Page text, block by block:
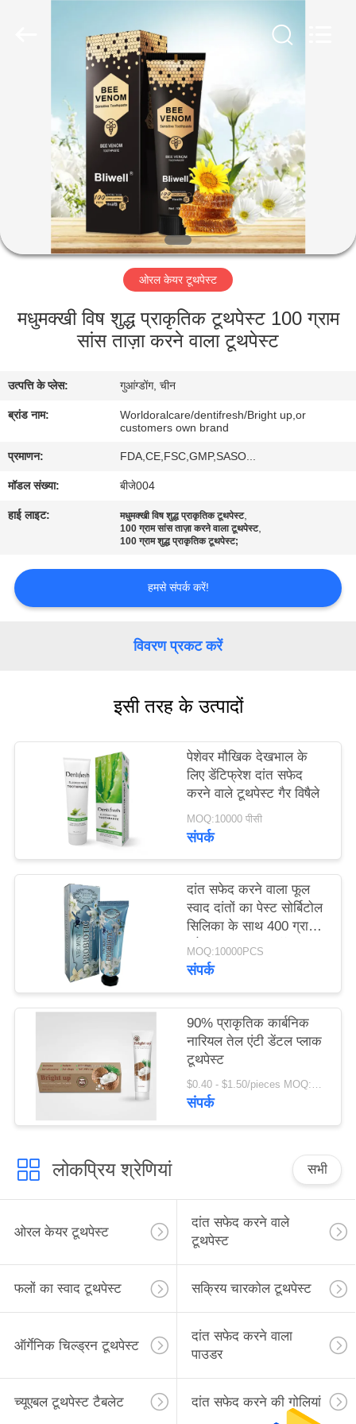
उत्पादों
वीडियो
हमारे
बारे
गुणवत्ता
नियंत्रण
संपर्क
करें
एक
उद्धरण
गोपनीयता
ओरल केयर टूथपेस्ट
मधुमक्खी विष शुद्ध प्राकृतिक टूथपेस्ट 100 ग्राम
सांस ताज़ा करने वाला टूथपेस्ट
उत्पत्ति के प्लेस: गुआंग्डोंग, चीन
ब्रांड नाम:
Worldoralcare/dentifresh/Bright up,or
customers own brand
प्रमाणन: FDA,CE,FSC,GMP,SASO...
मॉडल संख्या: बीजे004
हाई लाइट: मधुमक्खी विष शुद्ध प्राकृतिक टूथपेस्ट,
100 ग्राम सांस ताज़ा करने वाला टूथपेस्ट,
100 ग्राम शुद्ध प्राकृतिक टूथपेस्ट;
हमसे संपर्क करें!
विवरण प्रकट करें
इसी तरह के उत्पादों
पेशेवर मौखिक देखभाल के
लिए डेंटिफ्रेश दांत सफेद
करने वाले टूथपेस्ट गैर विषैले
MOQ:10000 पीसी
संपर्क
दांत सफेद करने वाला फूल
स्वाद दांतों का पेस्ट सोर्बिटोल
सिलिका के साथ 400 ग्राम
सफेद कागज ट्यूब बॉक्स
बॉक्स
MOQ:10000PCS
संपर्क
90% प्राकृतिक कार्बनिक
नारियल तेल एंटी डेंटल प्लाक
टूथपेस्ट
$0.40 - $1.50/pieces MOQ:240 टुकड़े
संपर्क
लोकप्रिय श्रेणियां सभी
ओरल केयर टूथपेस्ट
दांत सफेद करने वाले
टूथपेस्ट
फलों का स्वाद टूथपेस्ट सक्रिय चारकोल टूथपेस्ट
ऑर्गेनिक चिल्ड्रन टूथपेस्ट
दांत सफेद करने वाला
पाउडर
च्यूएबल टूथपेस्ट टैबलेट दांत सफेद करने की गोलियां